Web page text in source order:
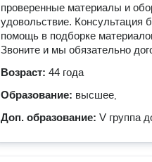
проверенные материалы и
удовольствие. Консультация
помощь в подборке
Звоните и мы обязательно
Возраст: 44 года
Образование: высшее,
Доп. образование: V группа